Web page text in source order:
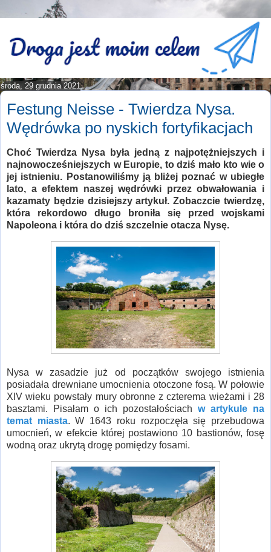
środa, 29 grudnia 2021
Festung Neisse - Twierdza Nysa.
Wędrówka po nyskich fortyfikacjach
Choć Twierdza Nysa była jedną z najpotężniejszych i
najnowocześniejszych w Europie, to dziś mało kto wie o
jej istnieniu. Postanowiliśmy ją bliżej poznać w ubiegłe
lato, a efektem naszej wędrówki przez obwałowania i
kazamaty będzie dzisiejszy artykuł. Zobaczcie twierdzę,
która rekordowo długo broniła się przed wojskami
Napoleona i która do dziś szczelnie otacza Nysę.
Nysa w zasadzie już od początków swojego istnienia
posiadała drewniane umocnienia otoczone fosą. W połowie
XIV wieku powstały mury obronne z czterema wieżami i 28
basztami. Pisałam o ich pozostałościach w artykule na
temat miasta. W 1643 roku rozpoczęła się przebudowa
umocnień, w efekcie której postawiono 10 bastionów, fosę
wodną oraz ukrytą drogę pomiędzy fosami.